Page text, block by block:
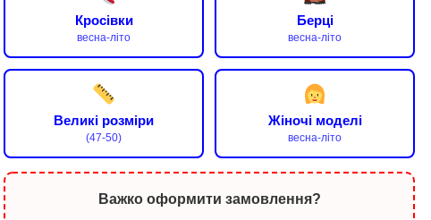
Кросівки
весна-літо
Берці
весна-літо
Великі розміри
(47-50)
Жіночі моделі
весна-літо
Важко оформити замовлення?